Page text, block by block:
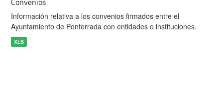
Información relativa a los convenios firmados entre el
Ayuntamiento de Ponferrada con entidades o instituciones.
XLS